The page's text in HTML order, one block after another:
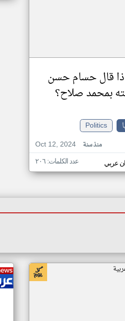
قال حسام حسن
بمحمد صلاح؟
Politics
Oct 12, 2024
منذ سنة
عربي عدد الكلمات: ٢٠٦